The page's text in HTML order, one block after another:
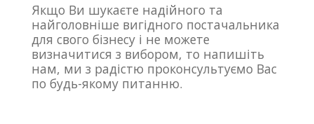
Якщо Ви шукаєте надійного та
найголовніше вигідного постачальника
для свого бізнесу і не можете
визначитися з вибором, то напишіть
нам, ми з радістю проконсультуємо Вас
по будь-якому питанню.